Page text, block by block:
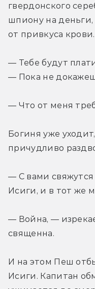
гвердонского
шпиону на деньги,
от привкуса крови.
— Тебе будут
— Пока не
— Что от меня
Богиня уже
причудливо
— С вами
Исиги, и в тот же
— Война, —
священна.
И на этом Пеш
Исиги. Капитан